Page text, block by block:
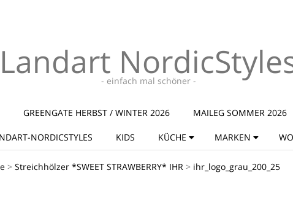
Landart- einfach mal schöner -
GREENGATE HERBST / WINTER 2026 MAILEG SOMMER 2026
NORDICSTYLES KIDS KÜCHE MARKEN
> Streichhölzer *SWEET STRAWBERRY* IHR > ihr_logo_grau_200_25